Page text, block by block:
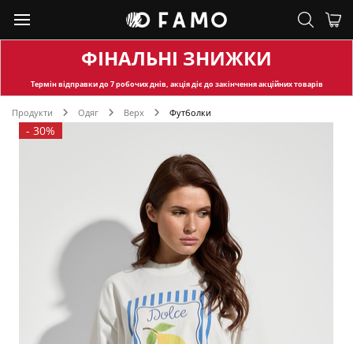
ФІНАЛЬНІ ЗНИЖКИ
Термін відправкидо 7 робочих днів, акція діє до закінчення акційних товарів
Продукти Одяг Верх Футболки
- 30%